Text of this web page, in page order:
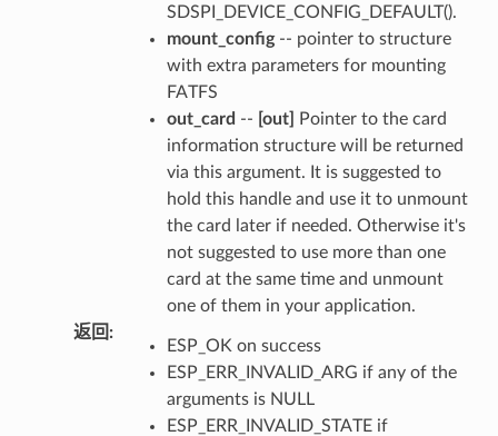
SDSPI_DEVICE_CONFIG_DEFAULT().
mount_config-- pointer to structure
with extra parameters for mounting
FATFS
out_card -- [out]
Pointer to the card
information structure will be returned
via this argument. It is suggested to
hold this handle and use it to unmount
the card later if needed. Otherwise it's
not suggested to use more than one
card at the same time and unmount
one of them in your application.
返回 :
ESP_OK on success
ESP_ERR_INVALID_ARG if any of the
arguments is NULL
ESP_ERR_INVALID_STATE if